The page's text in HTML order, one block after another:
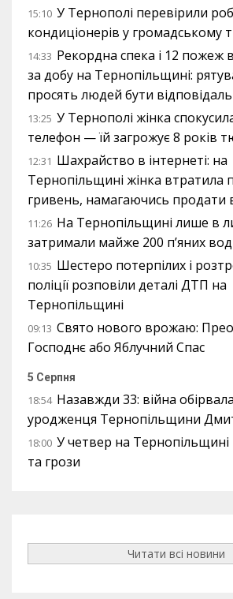
15:10 У Тернополі перевірили
кондиціонерів у громадському
14:33 Рекордна спека і 12 пожеж
за добу на Тернопільщині:
просять людей бути
13:25 У Тернополі жінка
телефон — їй загрожує 8 років
12:31 Шахрайство в інтернеті: на
Тернопільщині жінка втратила
гривень, намагаючись продати
11:26 На Тернопільщині лише в
затримали майже 200 п’яних
10:35 Шестеро потерпілих і
поліції розповіли деталі ДТП на
Тернопільщині
09:13 Свято нового врожаю:
Господнє або Яблучний Спас
5 Серпня
18:54 Назавжди 33: війна
уродженця Тернопільщини
18:00 У четвер на Тернопільщині
та грози
Читати всі новини